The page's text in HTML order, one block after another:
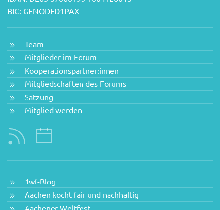
BIC: GENODED1PAX
Team
Mitglieder im Forum
Kooperationspartner:innen
Mitgliedschaften des Forums
Satzung
Mitglied werden
1wf-Blog
Aachen kocht fair und nachhaltig
Aachener Weltfest